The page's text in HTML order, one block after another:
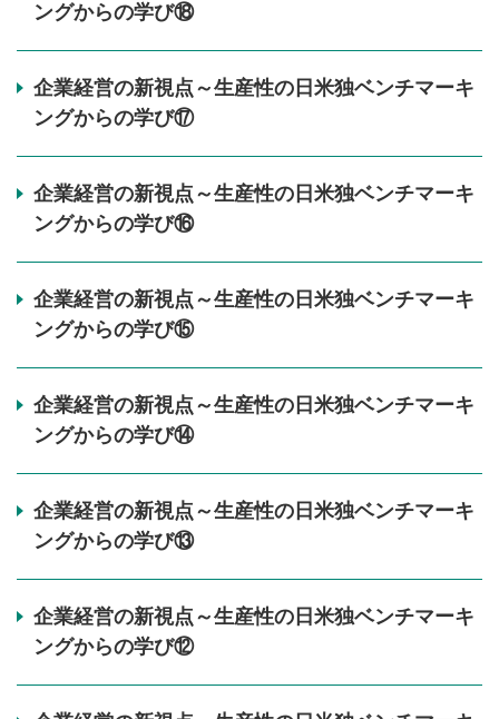
ングからの学び⑱
企業経営の新視点～生産性の日米独ベンチマーキ
ングからの学び⑰
企業経営の新視点～生産性の日米独ベンチマーキ
ングからの学び⑯
企業経営の新視点～生産性の日米独ベンチマーキ
ングからの学び⑮
企業経営の新視点～生産性の日米独ベンチマーキ
ングからの学び⑭
企業経営の新視点～生産性の日米独ベンチマーキ
ングからの学び⑬
企業経営の新視点～生産性の日米独ベンチマーキ
ングからの学び⑫